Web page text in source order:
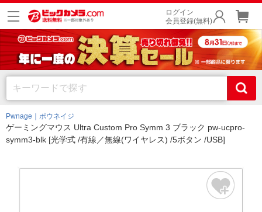
ログイン
会員登録(無料)
Pwnage｜ポウネイジ
ゲーミングマウス Ultra Custom Pro Symm 3 ブラック pw-ucpro-
symm3-blk [光学式 /有線／無線(ワイヤレス) /5ボタン /USB]